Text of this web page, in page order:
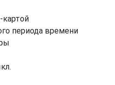
картой
периода времени